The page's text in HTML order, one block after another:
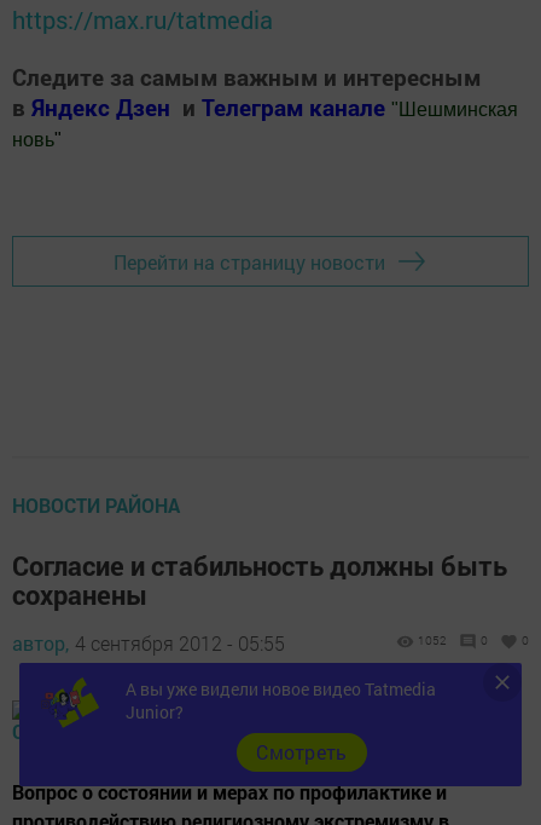
https://max.ru/tatmedia
Следите за самым важным и интересным
в Яндекс Дзен и Телеграм канале " Шешминская
новь"
Перейти на страницу новости
НОВОСТИ РАЙОНА
Согласие и стабильность должны быть
сохранены
автор, 4 сентября 2012 - 05:55 1052 0 0
Вопрос о состоянии и мерах по профилактике и
А вы уже видели новое видео Tatmedia
Junior?
Cмотреть